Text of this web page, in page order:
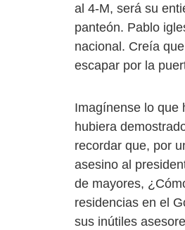
al 4-M, será su
panteón. Pablo
nacional. Creía
escapar por la
Imagínense lo que
hubiera
recordar que, por
asesino al
de mayores,
residencias en el
sus inútiles